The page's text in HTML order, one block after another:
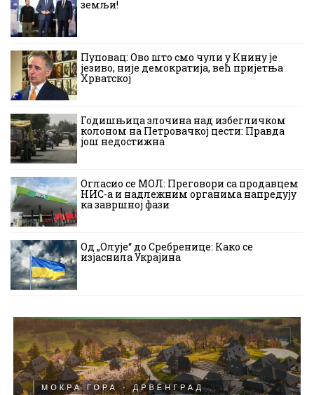
земљи!
Пуповац: Ово што смо чули у Книну је
језиво, није демократија, већ пријетња
Хрватској
Годишњица злочина над избегличком
колоном на Петровачкој цести: Правда
још недостижна
Огласио се МОЛ: Преговори са продавцем
НИС-а и надлежним органима напредују
ка завршној фази
Од „Олује“ до Сребренице: Како се
изјаснила Украјина